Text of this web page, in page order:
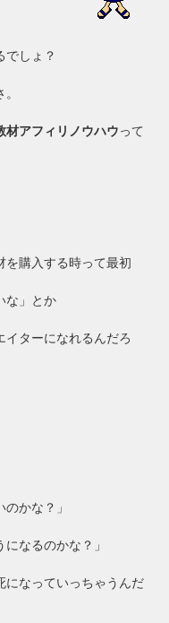
でしょ？
材アフィリノウハウって
を購入する時って最初
な」とか
イターになれるんだろ
かな？」
なるのかな？」
になっていっちゃうんだ